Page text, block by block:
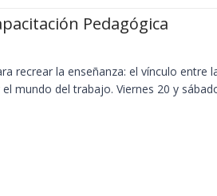
Pedagógica
recrear la enseñanza: el vínculo entre
mundo del trabajo. Viernes 20 y